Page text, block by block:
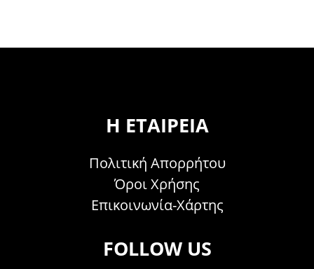
Η ΕΤΑΙΡΕΊΑ
Πολιτική Απορρήτου
Όροι Χρήσης
Επικοινωνία-Χάρτης
FOLLOW US